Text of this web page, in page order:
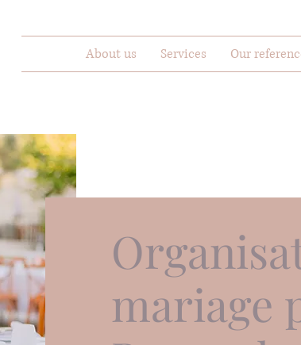
About us Services Our
mariage